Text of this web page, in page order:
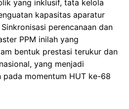
yang inklusif, tata kelola
kapasitas aparatur
perencanaan dan
PPM inilah yang
bentuk prestasi terukur dan
yang menjadi
pada momentum HUT ke-68